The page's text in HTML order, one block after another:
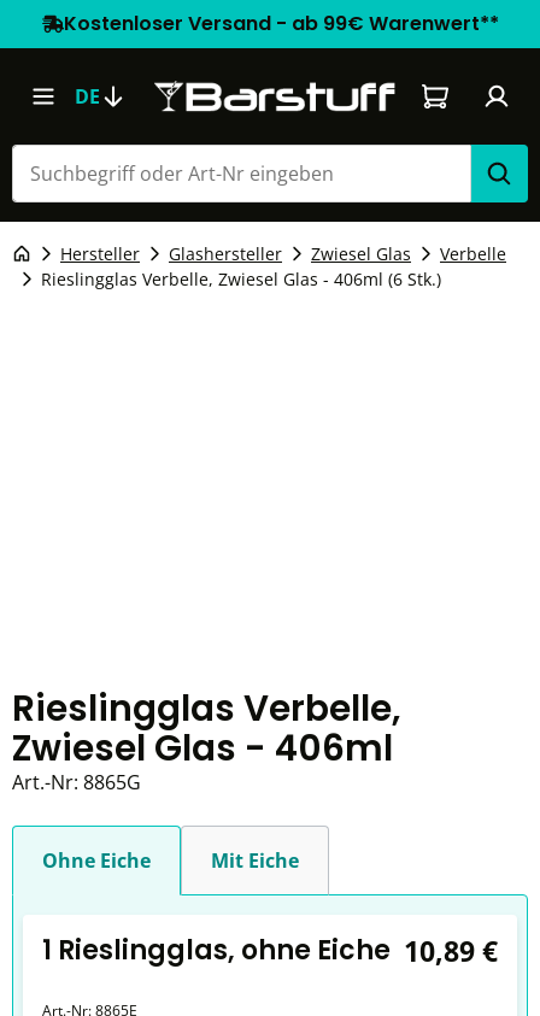
Kostenloser Versand - ab 99€ Warenwert**
DE Warenkorb
Hersteller Glashersteller Zwiesel Glas
Verbelle
Rieslingglas Verbelle, Zwiesel Glas - 406ml (6 Stk.)
Rieslingglas Verbelle,
Zwiesel Glas - 406ml
Art.-Nr: 8865G
Ohne Eiche Mit Eiche
1 Rieslingglas, ohne Eiche 10,89 €
Art.-Nr:8865E